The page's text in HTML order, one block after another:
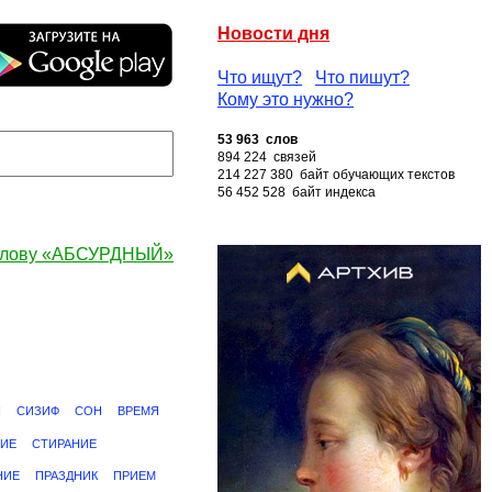
Новости дня
Что ищут?
Что пишут?
Кому это нужно?
53 963 слов
894 224 связей
214 227 380 байт обучающих текстов
56 452 528 байт индекса
«АБСУРДНЫЙ»
СИЗИФ СОН ВРЕМЯ
СТИРАНИЕ
ПРАЗДНИК ПРИЕМ